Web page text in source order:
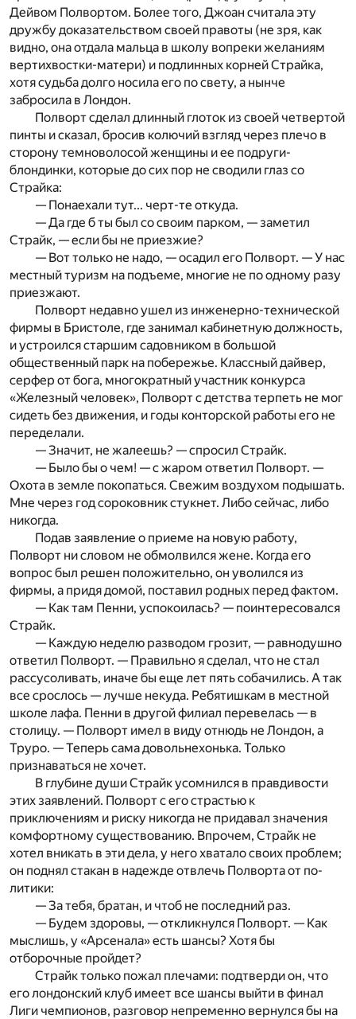
Дейвом Полвортом. Более того, Джоан считала эту
дружбу доказательством своей правоты (не зря, как
видно, она отдала мальца в школу вопреки желаниям
вертихвостки-матери) и подлинных корней Страйка,
хотя судьба долго носила его по свету, а нынче
забросила в Лондон.
Полворт сделал длинный глоток из своей четвертой
пинты и сказал, бросив колючий взгляд через плечо в
сторону темноволосой женщины и ее подруги-
блондинки, которые до сих пор не сводили глаз со
Страйка:
— Понаехали тут... черт-те откуда.
— Да где б ты был со своим парком, — заметил
Страйк, — если бы не приезжие?
— Вот только не надо, — осадил его Полворт. — У нас
местный туризм на подъеме, многие не по одному разу
приезжают.
Полворт недавно ушел из инженерно-технической
фирмы в Бристоле, где занимал кабинетную должность,
и устроился старшим садовником в большой
общественный парк на побережье. Классный дайвер,
серфер от бога, многократный участник конкурса
«Железный человек», Полворт с детства терпеть не мог
сидеть без движения, и годы конторской работы его не
переде­лали.
— Значит, не жалеешь? — спросил Страйк.
— Было бы о чем! — с жаром ответил Полворт. —
Охота в земле покопаться. Свежим воздухом подышать.
Мне через год сороковник стукнет. Либо сейчас, либо
никогда.
Подав заявление о приеме на новую работу,
Полворт ни словом не обмолвился жене. Когда его
вопрос был решен положительно, он уволился из
фирмы, а придя домой, поставил родных перед фактом.
— Как там Пенни, успокоилась? — поинтересовался
Страйк.
— Каждую неделю разводом грозит, — равнодушно
ответил Полворт. — Правильно я сделал, что не стал
рассусоливать, иначе бы еще лет пять собачились. А так
все срослось — лучше некуда. Ребятишкам в местной
школе лафа. Пенни в другой филиал перевелась — в
столицу. — Полворт имел в виду отнюдь не Лондон, а
Труро. — Теперь сама довольнехонька. Только
признаваться не хочет.
В глубине души Страйк усомнился в правдивости
этих заявлений. Полворт с его страстью к
приключениям и риску никогда не придавал значения
комфортному существованию. Впрочем, Страйк не
хотел вникать в эти дела, у него хватало своих проб­лем;
он поднял стакан в надежде отвлечь Полворта от по­
литики:
— За тебя, братан, и чтоб не последний раз.
— Будем здоровы, — откликнулся Полворт. — Как
мыслишь, у «Арсенала» есть шансы? Хотя бы
отборочные пройдет?
Страйк только пожал плечами: подтверди он, что
его лондонский клуб имеет все шансы выйти в финал
Лиги чемпионов, разговор непременно вернулся бы на